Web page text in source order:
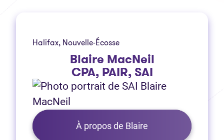
Halifax, Nouvelle-Écosse
Blaire MacNeil
CPA, PAIR, SAI
À propos de Blaire